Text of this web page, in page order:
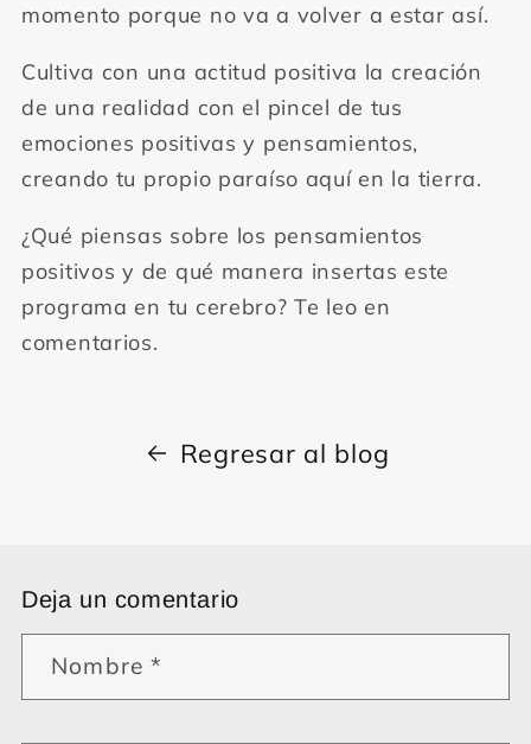
momento porque no va a volver a estar así.
Cultiva con una actitud positiva la creación
de una realidad con el pincel de tus
emociones positivas y pensamientos,
creando tu propio paraíso aquí en la tierra.
¿Qué piensas sobre los pensamientos
positivos y de qué manera insertas este
programa en tu cerebro? Te leo en
comentarios.
Regresar al blog
Deja un comentario
Nombre*